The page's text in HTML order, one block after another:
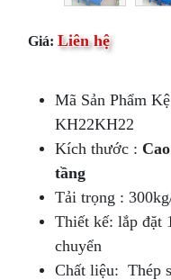
Giá: Liên hệ
Mã Sản Phẩm
KH22KH22
Kích thước :
tầng
Tải trọng :
Thiết kế: lắp đặt
chuyển
Chất liệu: Thép